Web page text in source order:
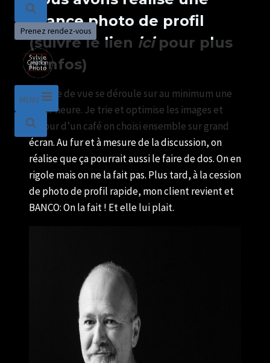
Prenez rendez-vous
MENU
séancephoto de profil
(suivre le lien icipour plus
d’infos)
La prise de vue se déroule sur au minimum une
demi-heure. Je trie et optimise les images et
autour d’un café on choisi ensemble sur grand
écran. Au fur et à mesure de la discussion, on
réalise que ça pourrait aussi le faire de dos. On en
rigole mais on ne la fait pas. Plus tard, à la cession
de photo de profil rapide, mon client revient et
BANCO: On la fait ! Et elle lui plait.